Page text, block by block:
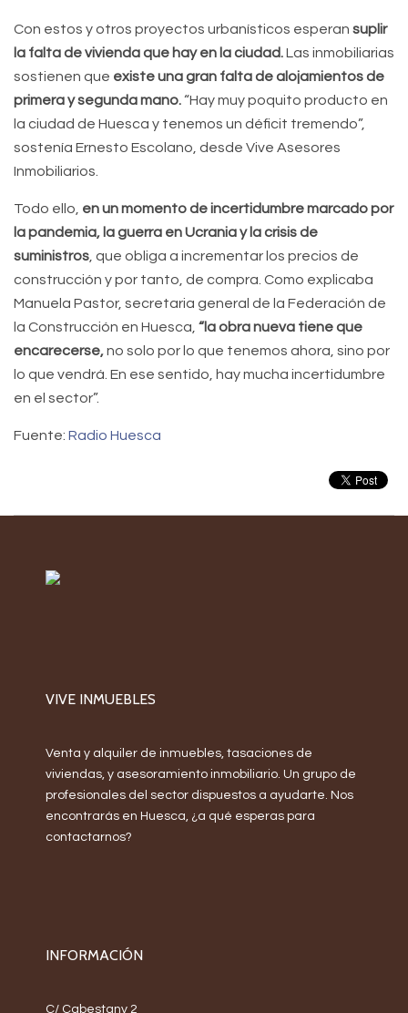
Con estos y otros proyectos urbanísticos esperan suplir
la falta de vivienda que hay en la ciudad.Las inmobiliarias
sostienen que existe una gran falta de alojamientos de
primera y segunda mano.“Hay muy poquito producto en
la ciudad de Huesca y tenemos un déficit tremendo”,
sostenía Ernesto Escolano, desde Vive Asesores
Inmobiliarios.
Todo ello, en un momento de incertidumbre marcado por
la pandemia, la guerra en Ucrania y la crisis de
suministros , que obliga a incrementar los precios de
construcción y por tanto, de compra. Como explicaba
Manuela Pastor, secretaria general de la Federación de
la Construcción en Huesca, “la obra nueva tiene que
encarecerse,no solo por lo que tenemos ahora, sino por
lo que vendrá. En ese sentido, hay mucha incertidumbre
en el sector”.
Fuente: Radio Huesca
VIVE INMUEBLES
Venta y alquiler de inmuebles, tasaciones de
viviendas, y asesoramiento inmobiliario. Un grupo de
profesionales del sector dispuestos a ayudarte. Nos
encontrarás en Huesca, ¿a qué esperas para
contactarnos?
INFORMACIÓN
C/ Cabestany 2